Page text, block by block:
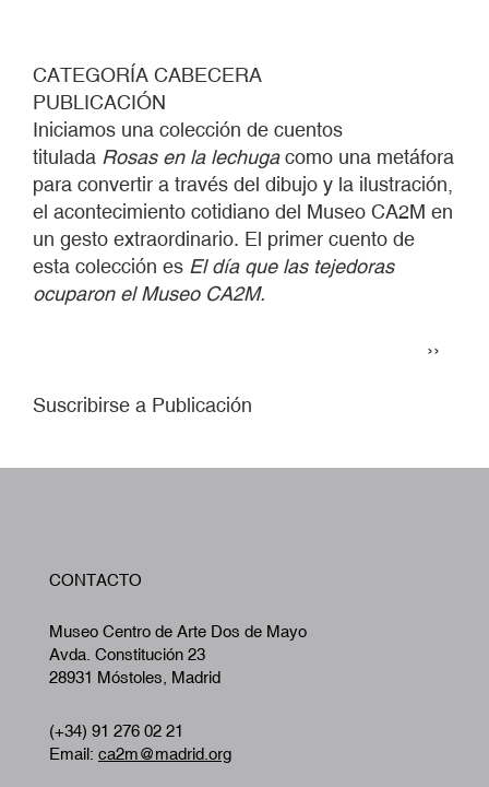
CATEGORÍA CABECERA
PUBLICACIÓN
Iniciamos una colección de cuentos
titulada Rosas en la lechugacomo una metáfora
para convertir a través del dibujo y la ilustración,
el acontecimiento cotidia­no del Museo CA2M en
un gesto extraordinario. El primer cuento de
esta colección es El día que las tejedoras
ocuparon el Museo CA2M.
››
Suscribirse a Publicación
CONTACTO
Museo Centro de Arte Dos de Mayo
Avda. Constitución 23
28931 Móstoles, Madrid
(+34) 91 276 02 21
Email: ca2m@madrid.org